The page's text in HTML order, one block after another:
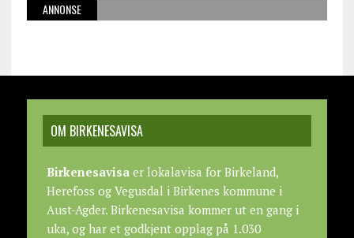
ANNONSE
OM BIRKENESAVISA
Birkenesavisaer lokalavisa for Birkeland,
Herefoss og Vegusdal i Birkenes kommune i
Aust-Agder. Birkenesavisa kommer ut en gang i
uka, og har et godkjent opplag på 1.030